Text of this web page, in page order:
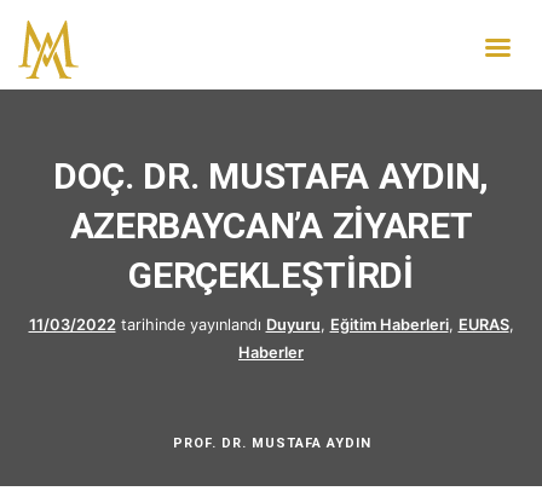
DOÇ. DR. MUSTAFA AYDIN,
AZERBAYCAN’A ZİYARET
GERÇEKLEŞTİRDİ
11/03/2022 tarihinde yayınlandı Duyuru, Eğitim Haberleri, EURAS,
Haberler
PROF. DR. MUSTAFA AYDIN